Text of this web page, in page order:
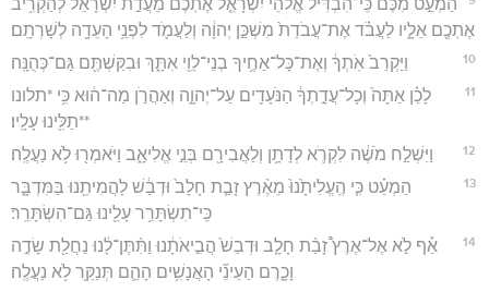
הַמְעַ֣ט מִכֶּ֗ם כִּֽי־הִבְדִּיל֩ אֱלֹהֵ֨י יִשְׂרָאֵ֤ל אֶתְכֶם֙ מֵעֲדַ֣ת יִשְׂרָאֵ֔ל לְהַקְרִ֥יב
אֶתְכֶ֖ם אֵלָ֑יו לַעֲבֹ֗ד אֶת־עֲבֹדַת֙ מִשְׁכַּ֣ן יְהוָ֔ה וְלַעֲמֹ֛ד לִפְנֵ֥י הָעֵדָ֖ה לְשָׁרְתָֽם׃
10 וַיַּקְרֵב֙ אֹֽתְךָ֔ וְאֶת־כָּל־אַחֶ֥יךָ בְנֵי־לֵוִ֖י אִתָּ֑ךְ וּבִקַּשְׁתֶּ֖ם גַּם־כְּהֻנָּֽה׃
11
לָכֵ֗ן אַתָּה֙ וְכָל־עֲדָ֣תְךָ֔ הַנֹּעָדִ֖ים עַל־יְהוָ֑ה וְאַהֲרֹ֣ן מַה־ה֔וּא כִּ֥י *תלונו
**תַלִּ֖ינוּ עָלָֽיו׃
12 וַיִּשְׁלַ֣ח מֹשֶׁ֔ה לִקְרֹ֛א לְדָתָ֥ן וְלַאֲבִירָ֖ם בְּנֵ֣י אֱלִיאָ֑ב וַיֹּאמְר֖וּ לֹ֥א נַעֲלֶֽה׃
13
הַמְעַ֗ט כִּ֤י הֶֽעֱלִיתָ֙נוּ֙ מֵאֶ֨רֶץ זָבַ֤ת חָלָב֙ וּדְבַ֔שׁ לַהֲמִיתֵ֖נוּ בַּמִּדְבָּ֑ר
כִּֽי־תִשְׂתָּרֵ֥ר עָלֵ֖ינוּ גַּם־הִשְׂתָּרֵֽר׃
14
אַ֡ף לֹ֣א אֶל־אֶרֶץ֩ זָבַ֨ת חָלָ֤ב וּדְבַשׁ֙ הֲבִ֣יאֹתָ֔נוּ וַתִּ֨תֶּן־לָ֔נוּ נַחֲלַ֖ת שָׂדֶ֣ה
וָכָ֑רֶם הַעֵינֵ֞י הָאֲנָשִׁ֥ים הָהֵ֛ם תְּנַקֵּ֖ר לֹ֥א נַעֲלֶֽה׃